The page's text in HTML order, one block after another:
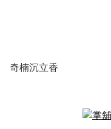
奇楠沉立香